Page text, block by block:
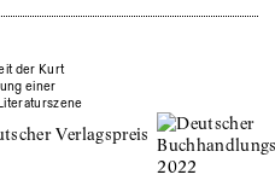
der Kurt
einer